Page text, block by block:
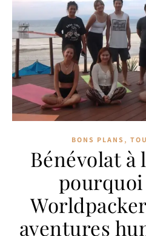
BONS PLANS ,
Bénévolat à
aventures